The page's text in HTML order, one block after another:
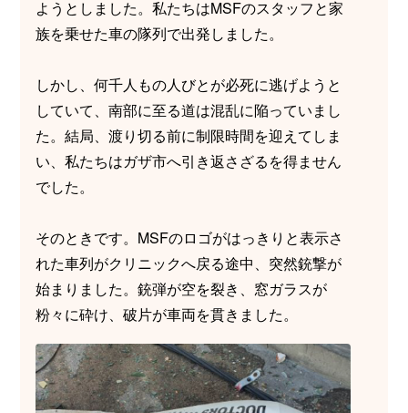
ようとしました。私たちはMSFのスタッフと家
族を乗せた車の隊列で出発しました。
しかし、何千人もの人びとが必死に逃げようと
していて、南部に至る道は混乱に陥っていまし
た。結局、渡り切る前に制限時間を迎えてしま
い、私たちはガザ市へ引き返さざるを得ません
でした。
そのときです。MSFのロゴがはっきりと表示さ
れた車列がクリニックへ戻る途中、突然銃撃が
始まりました。銃弾が空を裂き、窓ガラスが
粉々に砕け、破片が車両を貫きました。